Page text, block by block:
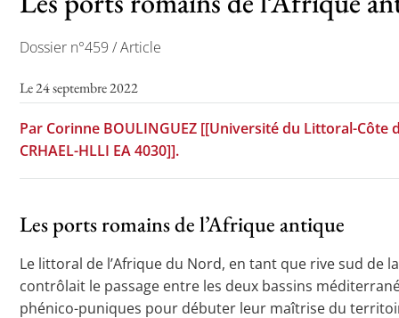
Dossier n°459 / Article
Le 24 septembre 2022
Par Corinne BOULINGUEZ [[Université du Littoral-Côte
CRHAEL-HLLI EA 4030]].
Les ports romains de l’Afrique antique
Le littoral de l’Afrique du Nord, en tant que rive sud de
contrôlait le passage entre les deux bassins
phénico-puniques pour débuter leur maîtrise du